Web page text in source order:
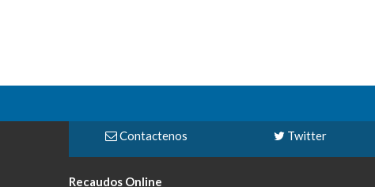
Contactenos Twitter
Recaudos Online